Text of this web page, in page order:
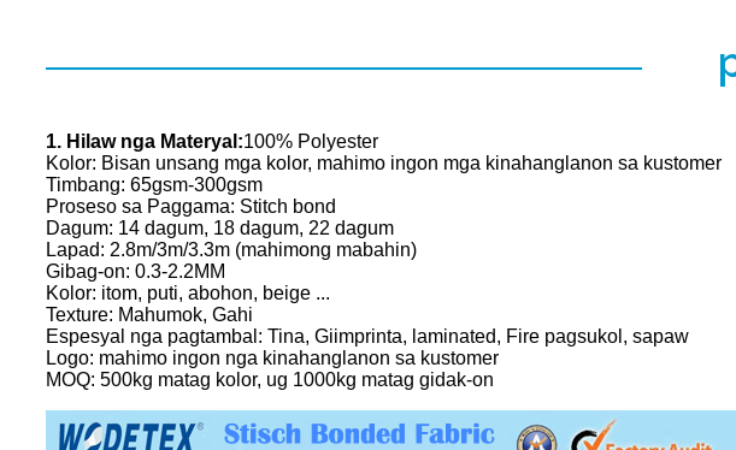
1. Hilaw nga Materyal:100% Polyester
Kolor: Bisan unsang mga kolor, mahimo ingon mga kinahanglanon sa kustomer
Timbang: 65gsm-300gsm
Proseso sa Paggama: Stitch bond
Dagum: 14 dagum, 18 dagum, 22 dagum
Lapad: 2.8m/3m/3.3m (mahimong mabahin)
Gibag-on: 0.3-2.2MM
Kolor: itom, puti, abohon, beige ...
Texture: Mahumok, Gahi
Espesyal nga pagtambal: Tina, Giimprinta, laminated, Fire pagsukol, sapaw
Logo: mahimo ingon nga kinahanglanon sa kustomer
MOQ: 500kg matag kolor, ug 1000kg matag gidak-on